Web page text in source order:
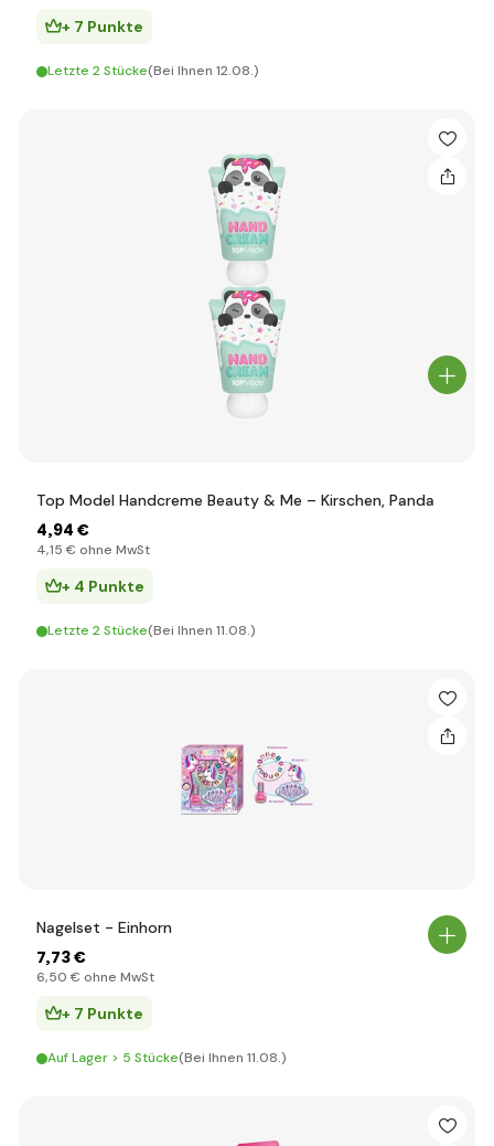
+ 7 Punkte
Letzte 2 Stücke(Bei Ihnen 12.08.)
Top Model Handcreme Beauty & Me – Kirschen, Panda
4,94 €
4,15 € ohne MwSt
+ 4 Punkte
Letzte 2 Stücke(Bei Ihnen 11.08.)
Nagelset - Einhorn
7,73 €
6,50 € ohne MwSt
+ 7 Punkte
Auf Lager > 5 Stücke(Bei Ihnen 11.08.)